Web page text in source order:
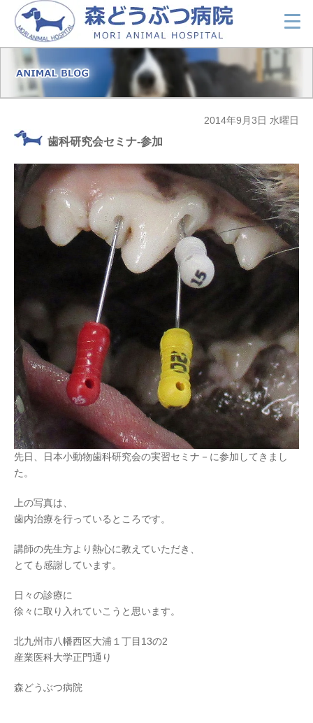
2014年9月3日 水曜日
歯科研究会セミナ-参加
先日、日本小動物歯科研究会の実習セミナ－に参加してきまし
た。
上の写真は、
歯内治療を行っているところです。
講師の先生方より熱心に教えていただき、
とても感謝しています。
日々の診療に
徐々に取り入れていこうと思います。
北九州市八幡西区大浦１丁目13の2
産業医科大学正門通り
森どうぶつ病院